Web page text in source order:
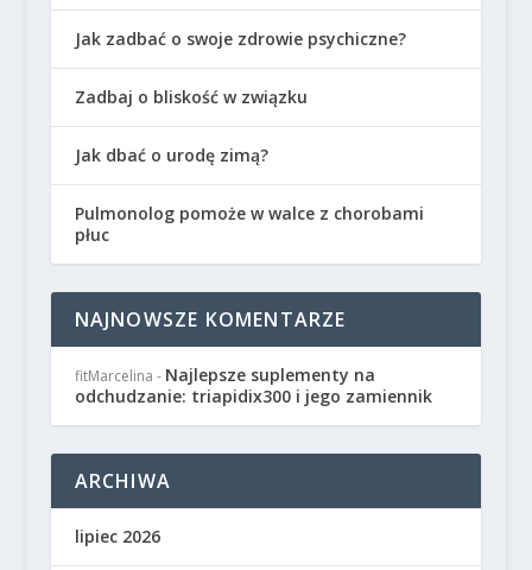
Jak zadbać o swoje zdrowie psychiczne?
Zadbaj o bliskość w związku
Jak dbać o urodę zimą?
Pulmonolog pomoże w walce z chorobami
płuc
NAJNOWSZE KOMENTARZE
fitMarcelina - Najlepsze suplementy na
odchudzanie: triapidix300 i jego zamiennik
ARCHIWA
lipiec 2026